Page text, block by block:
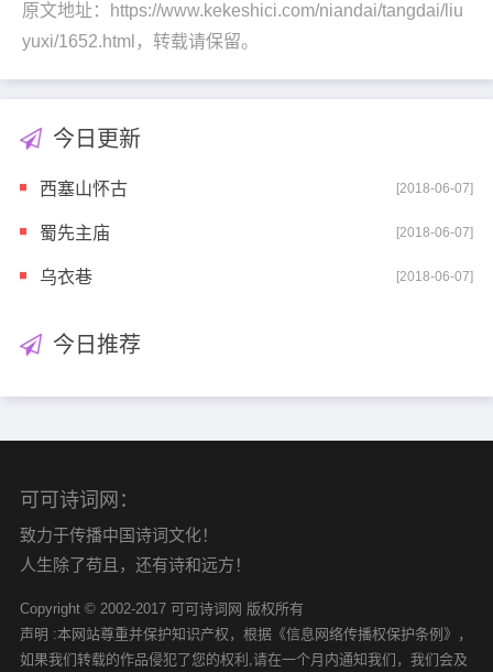
原文地址：https://www.kekeshici.com/niandai/tangdai/liu
yuxi/1652.html，转载请保留。
今日更新
西塞山怀古 [2018-06-07]
蜀先主庙 [2018-06-07]
乌衣巷 [2018-06-07]
今日推荐
可可诗词网：
致力于传播中国诗词文化！
人生除了苟且，还有诗和远方！
Copyright © 2002-2017 可可诗词网 版权所有
声明 :本网站尊重并保护知识产权，根据《信息网络传播权保护条例》，
如果我们转载的作品侵犯了您的权利,请在一个月内通知我们，我们会及